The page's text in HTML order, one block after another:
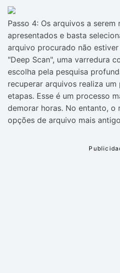
Passo 4: Os arquivos a serem
apresentados e basta
arquivo procurado não
"Deep Scan", uma varredura
escolha pela pesquisa
recuperar arquivos realiza
etapas. Esse é um processo
demorar horas. No entanto, o
opções de arquivo mais